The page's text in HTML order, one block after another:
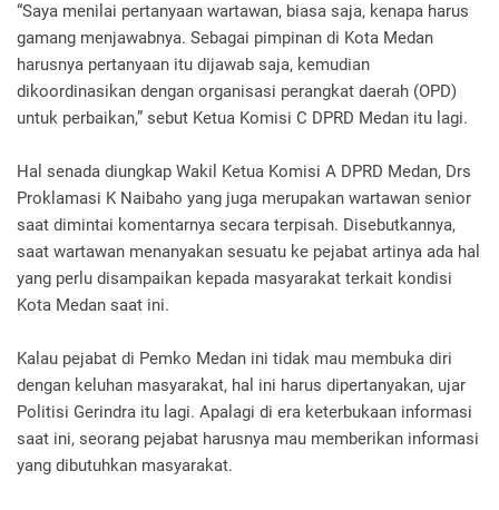
“Saya menilai pertanyaan wartawan, biasa saja, kenapa harus
gamang menjawabnya. Sebagai pimpinan di Kota Medan
harusnya pertanyaan itu dijawab saja, kemudian
dikoordinasikan dengan organisasi perangkat daerah (OPD)
untuk perbaikan,” sebut Ketua Komisi C DPRD Medan itu lagi.
Hal senada diungkap Wakil Ketua Komisi A DPRD Medan, Drs
Proklamasi K Naibaho yang juga merupakan wartawan senior
saat dimintai komentarnya secara terpisah. Disebutkannya,
saat wartawan menanyakan sesuatu ke pejabat artinya ada hal
yang perlu disampaikan kepada masyarakat terkait kondisi
Kota Medan saat ini.
Kalau pejabat di Pemko Medan ini tidak mau membuka diri
dengan keluhan masyarakat, hal ini harus dipertanyakan, ujar
Politisi Gerindra itu lagi. Apalagi di era keterbukaan informasi
saat ini, seorang pejabat harusnya mau memberikan informasi
yang dibutuhkan masyarakat.